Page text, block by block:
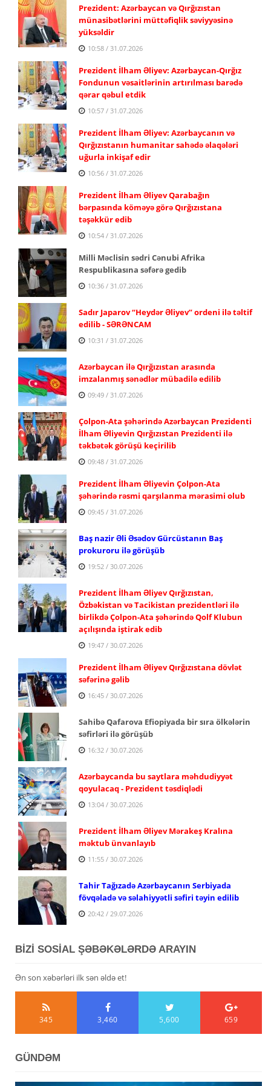
Prezident: Azərbaycan və Qırğızıstan
münasibətlərini müttəfiqlik səviyyəsinə
yüksəldir
10:58 / 31.07.2026
Prezident İlham Əliyev: Azərbaycan-Qırğız
Fondunun vəsaitlərinin artırılması barədə
qərar qəbul etdik
10:57 / 31.07.2026
Prezident İlham Əliyev: Azərbaycanın və
Qırğızıstanın humanitar sahədə əlaqələri
uğurla inkişaf edir
10:56 / 31.07.2026
Prezident İlham Əliyev Qarabağın
bərpasında köməyə görə Qırğızıstana
təşəkkür edib
10:54 / 31.07.2026
Milli Məclisin sədri Cənubi Afrika
Respublikasına səfərə gedib
10:36 / 31.07.2026
Sadır Japarov “Heydər Əliyev” ordeni ilə təltif
edilib - SƏRƏNCAM
10:31 / 31.07.2026
Azərbaycan ilə Qırğızıstan arasında
imzalanmış sənədlər mübadilə edilib
09:49 / 31.07.2026
Çolpon-Ata şəhərində Azərbaycan Prezidenti
İlham Əliyevin Qırğızıstan Prezidenti ilə
təkbətək görüşü keçirilib
09:48 / 31.07.2026
Prezident İlham Əliyevin Çolpon-Ata
şəhərində rəsmi qarşılanma mərasimi olub
09:45 / 31.07.2026
Baş nazir Əli Əsədov Gürcüstanın Baş
prokuroru ilə görüşüb
19:52 / 30.07.2026
Prezident İlham Əliyev Qırğızıstan,
Özbəkistan və Tacikistan prezidentləri ilə
birlikdə Çolpon-Ata şəhərində Qolf Klubun
açılışında iştirak edib
19:47 / 30.07.2026
Prezident İlham Əliyev Qırğızıstana dövlət
səfərinə gəlib
16:45 / 30.07.2026
Sahibə Qafarova Efiopiyada bir sıra ölkələrin
səfirləri ilə görüşüb
16:32 / 30.07.2026
Azərbaycanda bu saytlara məhdudiyyət
qoyulacaq - Prezident təsdiqlədi
13:04 / 30.07.2026
Prezident İlham Əliyev Mərakeş Kralına
məktub ünvanlayıb
11:55 / 30.07.2026
Tahir Tağızadə Azərbaycanın Serbiyada
fövqəladə və səlahiyyətli səfiri təyin edilib
20:42 / 29.07.2026
BİZİ SOSİAL ŞƏBƏKƏLƏRDƏ ARAYIN
Ən son xəbərləri ilk sən əldə et!
345 3,460 5,600 659
GÜNDƏM